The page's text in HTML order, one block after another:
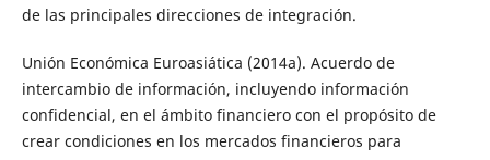
de las principales direcciones de integración.
Unión Económica Euroasiática (2014a). Acuerdo de
intercambio de información, incluyendo información
confidencial, en el ámbito financiero con el propósito de
crear condiciones en los mercados financieros para